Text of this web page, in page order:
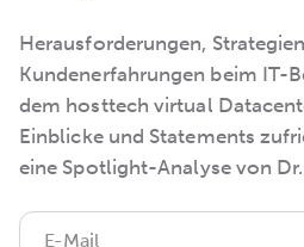
Herausforderungen,
Kundenerfahrungen beim IT-
dem hosttech virtual
Einblicke und Statements
eine Spotlight-Analyse von